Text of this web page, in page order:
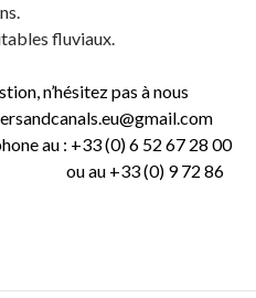
fluviaux.
n’hésitez pas à nous
au : +33 (0) 6 52 67 28 00
+33 (0) 9 72 86